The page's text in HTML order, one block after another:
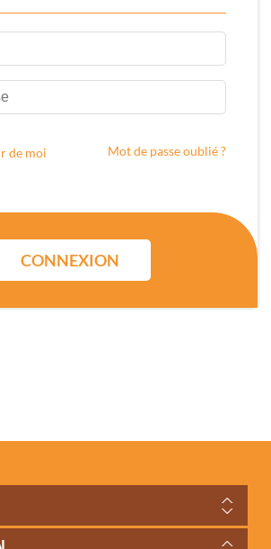
de moi Mot de passe oublié ?
CONNEXION